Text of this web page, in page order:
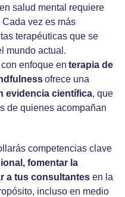
salud mental requiere
vez es más
terapéuticas que se
mundo actual.
con enfoque en terapia de
ofrece una
evidencia científica, que
de quienes acompañan
competencias clave
fomentar la
a tus consultantes en la
incluso en medio